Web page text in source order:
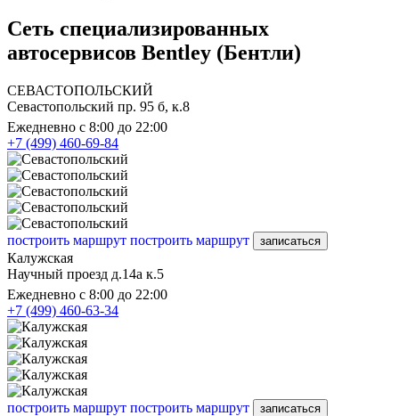
Сеть специализированных
автосервисов Bentley (Бентли)
СЕВАСТОПОЛЬСКИЙ
Севастопольский пр. 95 б, к.8
Ежедневно с 8:00 до 22:00
+7 (499) 460-69-84
построить маршрут построить маршрут записаться
Калужская
Научный проезд д.14а к.5
Ежедневно с 8:00 до 22:00
+7 (499) 460-63-34
построить маршрут построить маршрут записаться